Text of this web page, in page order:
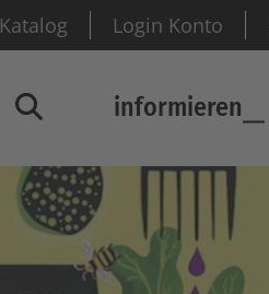
Katalog Login Konto
Suchfensterinformieren